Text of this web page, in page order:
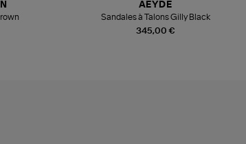
345,00 €
AEYDE
Sandales à Talons Gilly Black